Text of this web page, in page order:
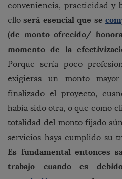
conveniencia, practicidad y
elloserá esencial que se
(de monto ofrecido/
momento de la
Porque sería poco
exigieras un monto
finalizado el proyecto,
había sido otra, o que como
totalidad del monto fijado
servicios haya cumplido su
Es fundamental entonces
trabajo cuando es